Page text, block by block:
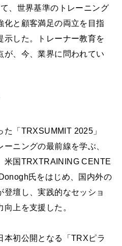
、世界基準のトレーニング
化と顧客満足の両立を目指
示した。トレーナー教育を
が、今、業界に問われてい
た「TRXSUMMIT 2025」
ニングの最前線を学ぶ、
米国TRXTRAINING CENTE
氏をはじめ、国内外の
登壇し、実践的なセッショ
上を支援した。
本初公開となる「TRXピラ